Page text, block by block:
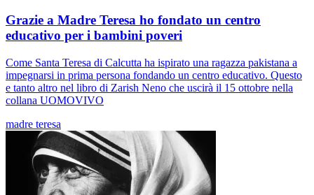
Grazie a Madre Teresa ho fondato un centro
educativo per i bambini poveri
Come Santa Teresa di Calcutta ha ispirato una ragazza pakistana a
impegnarsi in prima persona fondando un centro educativo. Questo
e tanto altro nel libro di Zarish Neno che uscirà il 15 ottobre nella
collana UOMOVIVO
madre teresa